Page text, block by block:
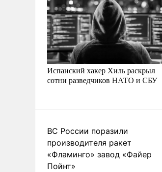
Испанский хакер Хиль раскрыл
сотни разведчиков НАТО и СБУ
ВС России поразили
производителя ракет
«Фламинго» завод «Файер
Пойнт»